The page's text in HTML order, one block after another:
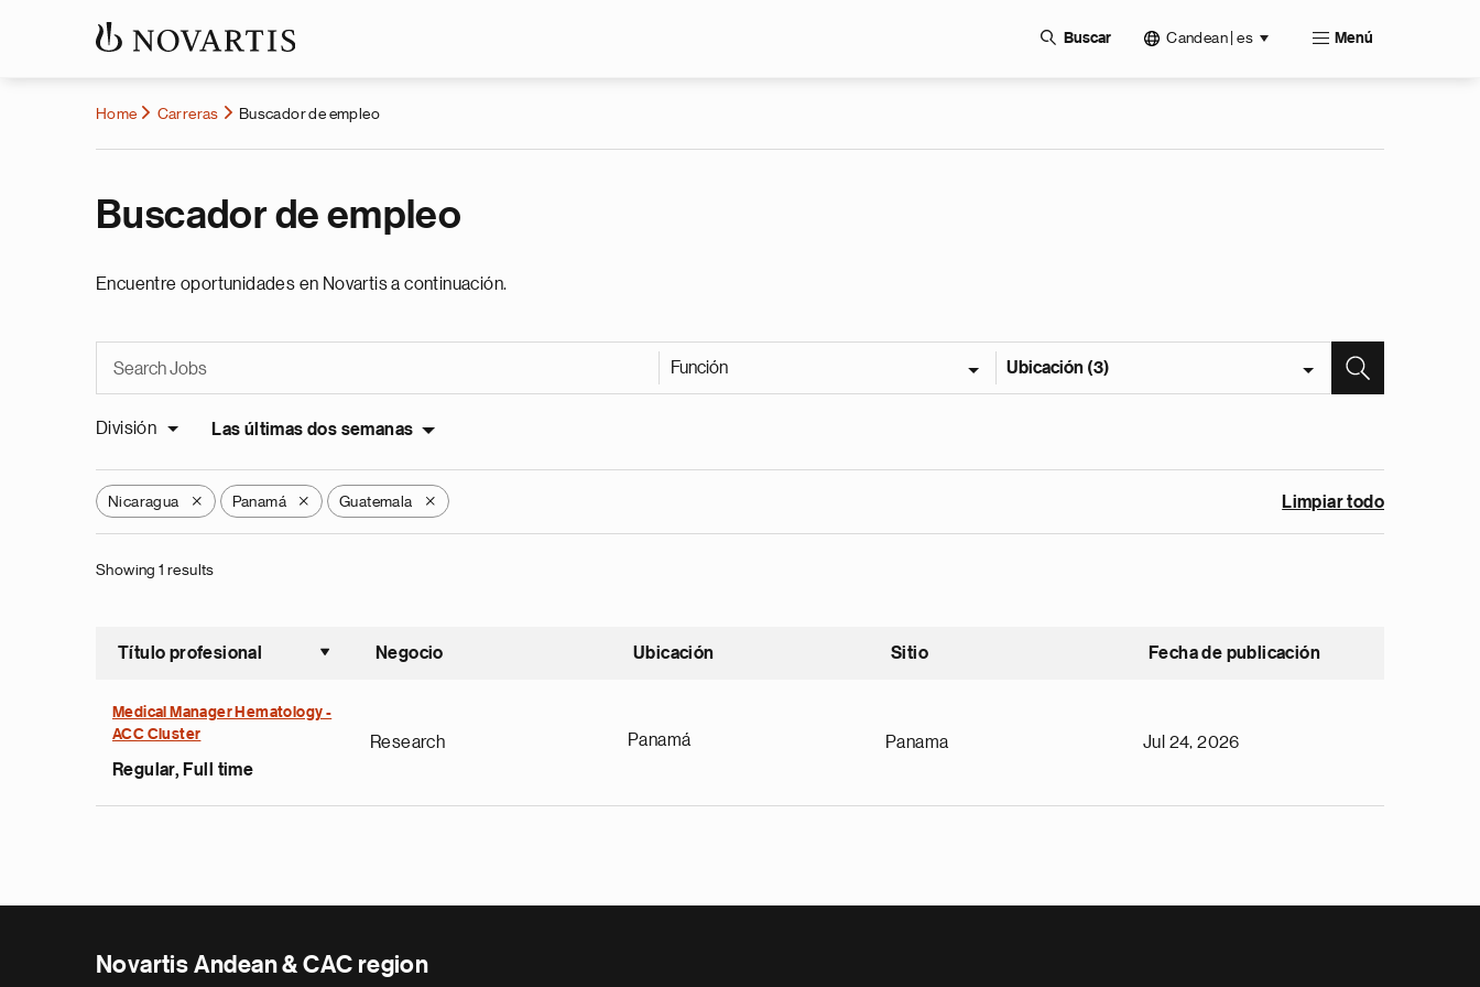
Buscar Candean | es Menú
Home Carreras Buscador de empleo
Buscador de empleo
Encuentre oportunidades en Novartis a continuación.
Función Ubicación (3)
División Las últimas dos semanas
Nicaragua X Panamá X Guatemala X Limpiar todo
Showing 1 results
Título profesional
Ordenar ascendente
Negocio Ubicación Sitio Fecha de publicación
Medical Manager Hematology -
ACC Cluster
Regular, Full time
Research Panamá Panama Jul 24, 2026
Novartis Andean & CAC region